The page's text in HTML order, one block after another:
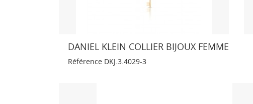
DANIEL KLEIN COLLIER BIJOUX FEMME
Référence DKJ.3.4029-3